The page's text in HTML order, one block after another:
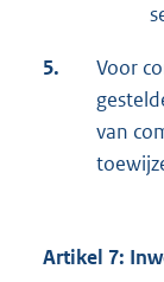
5.
Voor
van
Artikel 7: